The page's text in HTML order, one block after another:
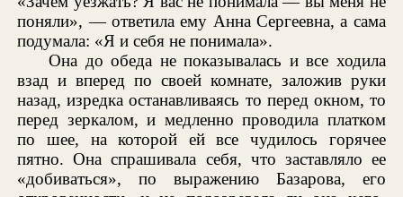
поняли», — ответила ему Анна Сергеевна, а сама
подумала: «Я и себя не понимала».
Она до обеда не показывалась и все ходила
взад и вперед по своей комнате, заложив руки
назад, изредка останавливаясь то перед окном, то
перед зеркалом, и медленно проводила платком
по шее, на которой ей все чудилось горячее
пятно. Она спрашивала себя, что заставляло ее
«добиваться», по выражению Базарова, его